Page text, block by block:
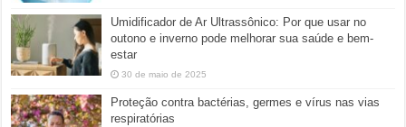
Umidificador de Ar Ultrassônico: Por que usar no
outono e inverno pode melhorar sua saúde e bem-
estar
30 de maio de 2025
Proteção contra bactérias, germes e vírus nas vias
respiratórias